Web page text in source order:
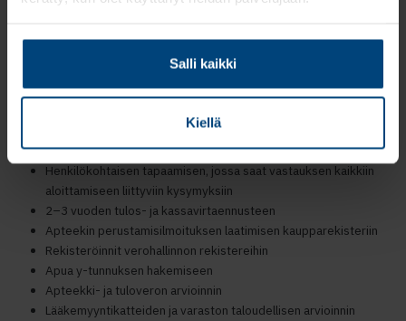
Salli kaikki
Kiellä
RAN Apteekki – Aloituson palvelukokonaisuutemme
taloudellinen päätös, ja autamme varmistamaan, että liiketoiminnan
käynnistys sujuu kerralla oikein. Saat meiltä tuen
taloussuunnitteluun, viranomaisrekisteröinteihin sekä keskeisiin
Henkilökohtaisen tapaamisen, jossa saat vastauksen kaikkiin
aloittamiseen liittyviin kysymyksiin​
2–3 vuoden tulos- ja kassavirtaennusteen ​
Apteekin perustamisilmoituksen laatimisen kaupparekisteriin​
Rekisteröinnit verohallinnon rekistereihin​
Apua y-tunnuksen hakemiseen​
Apteekki- ja tuloveron arvioinnin​
Lääkemyyntikatteiden ja varaston taloudellisen arvioinnin​